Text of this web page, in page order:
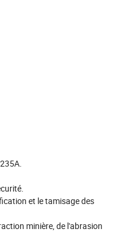
et le tamisage des
minière, de l'abrasion